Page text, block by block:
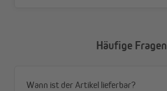
Häufige Fragen
Wann ist der Artikel lieferbar?